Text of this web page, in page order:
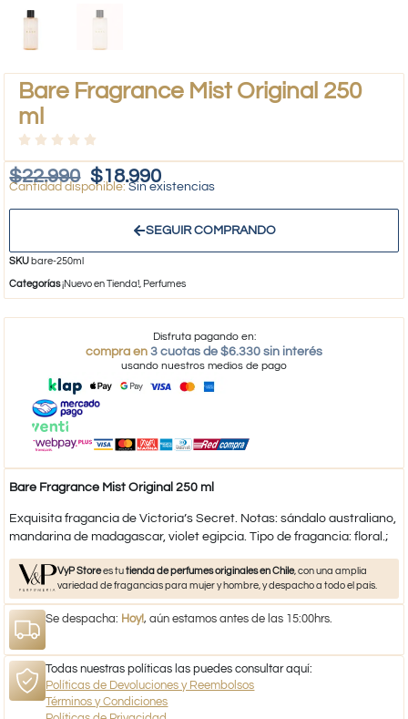
Bare Fragrance Mist Original 250
ml
$22.990 $18.990
Sin existencias
SEGUIR COMPRANDO
SKU bare-250ml
Categorías¡Nuevo en Tienda!, Perfumes
Disfruta pagando en:
compra en 3 cuotas de $6.330 sin interés
usando nuestros medios de pago
Bare Fragrance Mist Original 250 ml
Exquisita fragancia de Victoria’s Secret. Notas: sándalo australiano,
mandarina de madagascar, violet egipcia. Tipo de fragancia: floral.;
VyP Storees tutienda de perfumes originales en Chile, con una amplia
variedad de fragancias para mujer y hombre, y despacho a todo el país.
Se despacha: Hoy!, aún estamos antes de las 15:00hrs.
Todas nuestras políticas las puedes consultar aquí:
Políticas de Devoluciones y Reembolsos
Términos y Condiciones